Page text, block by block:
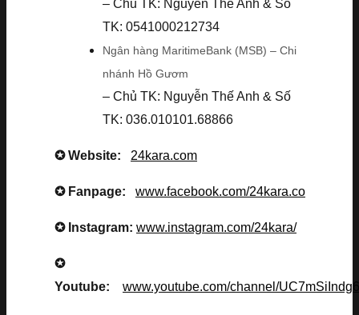
– Chủ TK: Nguyễn Thế Anh & Số
TK: 0541000212734
Ngân hàng MaritimeBank (MSB) – Chi
nhánh Hồ Gươm
– Chủ TK: Nguyễn Thế Anh & Số
TK: 036.010101.68866
✪ Website: 24kara.com
✪ Fanpage: www.facebook.com/24kara.co
✪ Instagram: www.instagram.com/24kara/
✪
Youtube: www.youtube.com/channel/